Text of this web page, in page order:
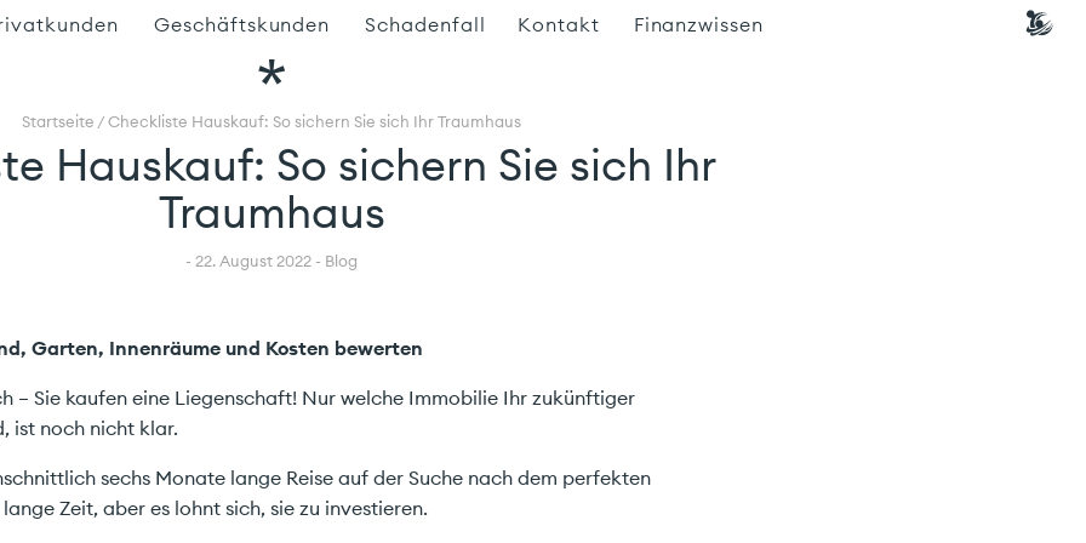
Vorsorge
Geschäftskunden
Versicherungen
Pensionskasse
Schadenfall Kontakt Finanzwissen
Startseite /Checkliste Hauskauf: So sichern Sie sich Ihr Traumhaus
Hauskauf: So sichern Sie sich Ihr
Traumhaus
- 22. August 2022 - Blog
Garten, Innenräume und Kosten bewerten
– Sie kaufen eine Liegenschaft! Nur welche Immobilie Ihr zukünftiger
ist noch nicht klar.
sechs Monate lange Reise auf der Suche nach dem perfekten
Zeit, aber es lohnt sich, sie zu investieren.